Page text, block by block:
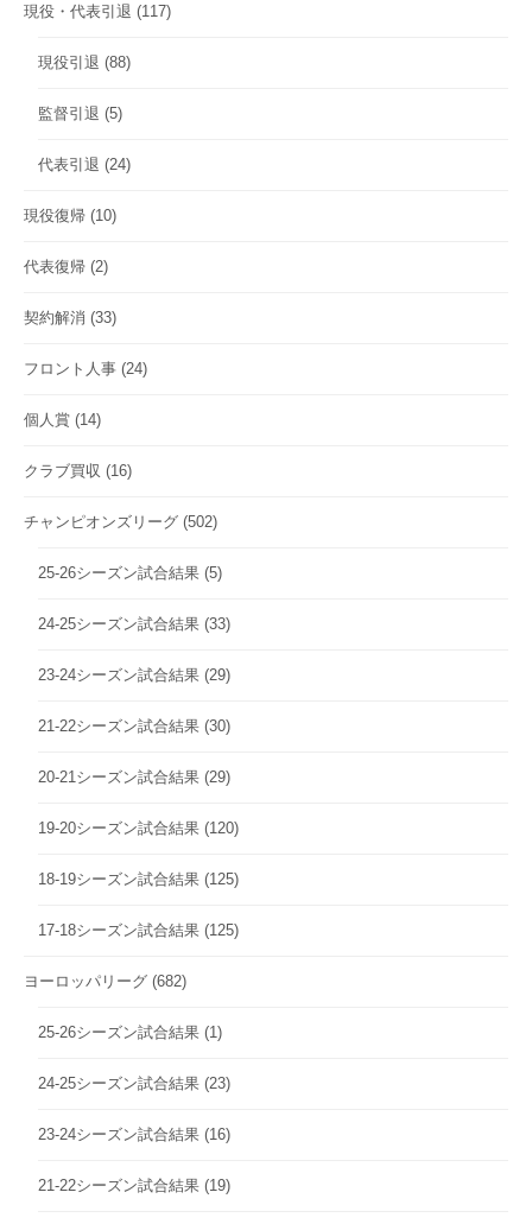
現役・代表引退 (117)
現役引退 (88)
監督引退 (5)
代表引退 (24)
現役復帰 (10)
代表復帰 (2)
契約解消 (33)
フロント人事 (24)
個人賞 (14)
クラブ買収 (16)
チャンピオンズリーグ (502)
25-26シーズン試合結果 (5)
24-25シーズン試合結果 (33)
23-24シーズン試合結果 (29)
21-22シーズン試合結果 (30)
20-21シーズン試合結果 (29)
19-20シーズン試合結果 (120)
18-19シーズン試合結果 (125)
17-18シーズン試合結果 (125)
ヨーロッパリーグ (682)
25-26シーズン試合結果 (1)
24-25シーズン試合結果 (23)
23-24シーズン試合結果 (16)
21-22シーズン試合結果 (19)